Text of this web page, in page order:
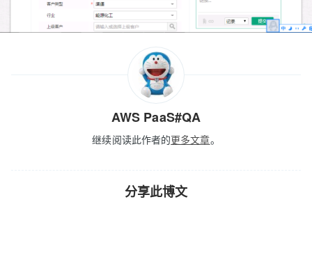
AWS PaaS#QA
继续阅读此作者的更多文章。
分享此博文